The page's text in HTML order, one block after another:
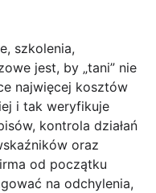
szkolenia,
jest, by „tani” nie
najwięcej kosztów
i tak weryfikuje
kontrola działań
oraz
od początku
na odchylenia,